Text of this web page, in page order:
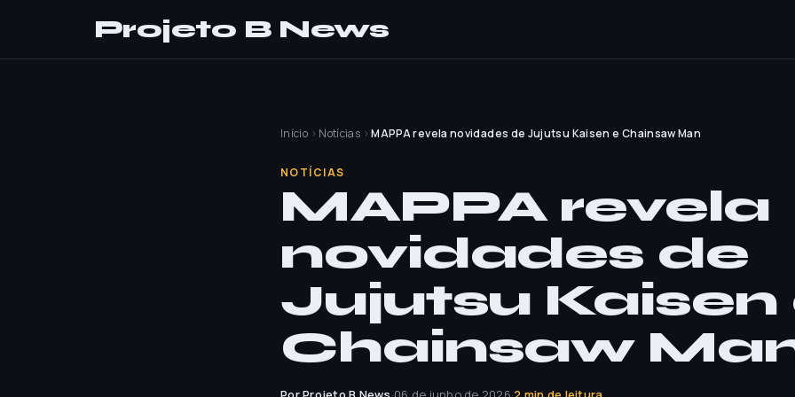
Projeto B News
Início › Notícias › MAPPA revela novidades de Jujutsu Kaisen e Chainsaw Man
NOTÍCIAS
MAPPA revela
novidades de
Jujutsu Kaisen
Chainsaw